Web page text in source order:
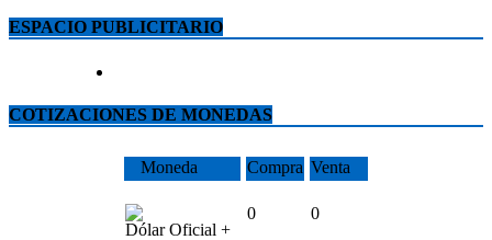
ESPACIO PUBLICITARIO
COTIZACIONES DE MONEDAS
Moneda Compra Venta
Dólar Oficial +
0 0